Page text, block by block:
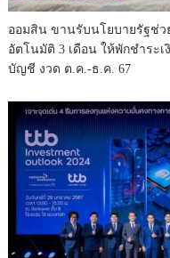
ออมสิน ขานรับนโยบายรัฐช่
อัตโนมัติ 3 เดือน ให้พักชำระเ
บัญชี งวด ต.ค.-ธ.ค. 67